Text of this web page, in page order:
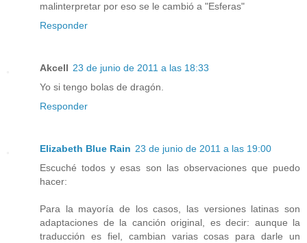
malinterpretar por eso se le cambió a "Esferas"
Responder
Akcell 23 de junio de 2011 a las 18:33
Yo si tengo bolas de dragón.
Responder
Elizabeth Blue Rain 23 de junio de 2011 a las 19:00
Escuché todos y esas son las observaciones que puedo
hacer:
Para la mayoría de los casos, las versiones latinas son
adaptaciones de la canción original, es decir: aunque la
traducción es fiel, cambian varias cosas para darle un